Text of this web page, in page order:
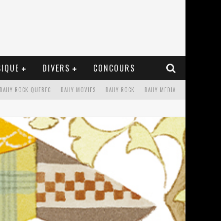
DIVERS CONCOURS
DAILY MEDIA
DAILY ROCK
DAILY MOVIES
DAILY ROCK QUEBEC